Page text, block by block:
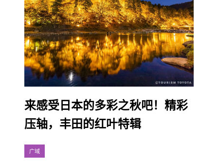
来感受日本的多彩之秋吧！精彩
压轴，丰田的红叶特辑
广域